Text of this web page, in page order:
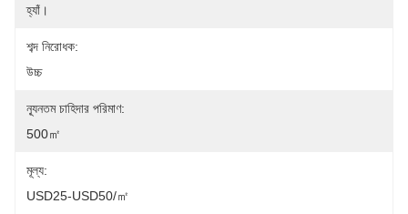
হ্যাঁ।
শব্দ নিরোধক:
উচ্চ
ন্যূনতম চাহিদার পরিমাণ:
500㎡
মূল্য:
USD25-USD50/㎡